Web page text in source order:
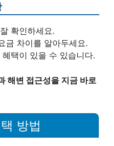
확인하세요.
금 차이를 알아두세요.
택이 있을 수 있습니다.
해변 접근성을 지금 바로
방법